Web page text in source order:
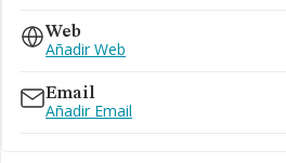
Web
Añadir Web
Email
Añadir Email